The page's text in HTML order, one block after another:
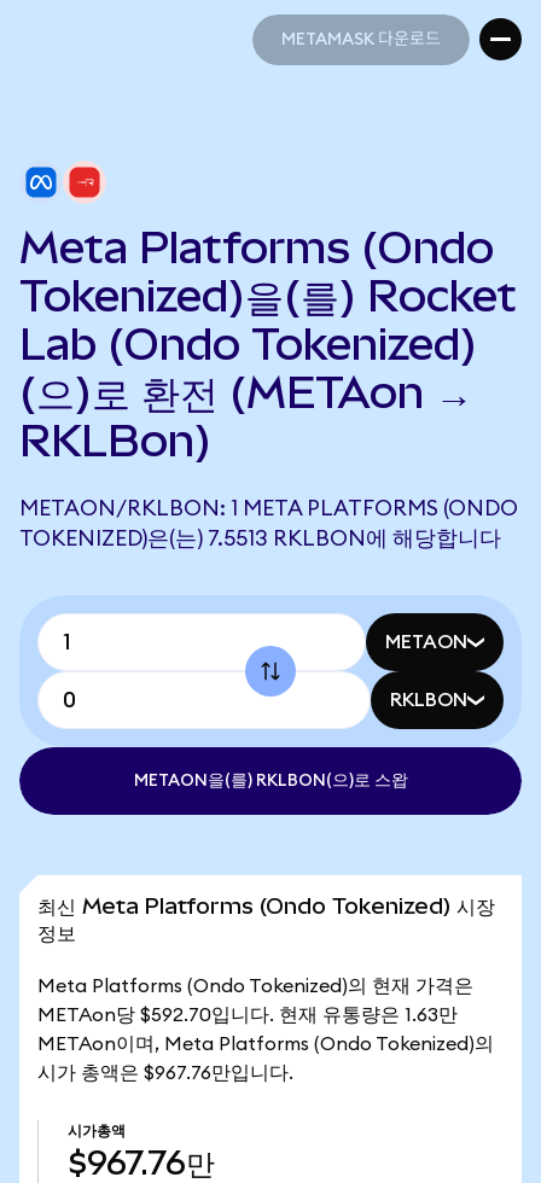
METAMASK 다운로드
Meta Platforms (Ondo
Tokenized)을(를) Rocket
Lab (Ondo Tokenized)
(으)로 환전 (METAon →
RKLBon)
METAON/RKLBON: 1 META PLATFORMS (ONDO
TOKENIZED)은(는) 7.5513 RKLBON에 해당합니다
METAON
RKLBON
METAON을(를) RKLBON(으)로 스왑
최신 Meta Platforms (Ondo Tokenized) 시장
정보
Meta Platforms (Ondo Tokenized)의 현재 가격은
METAon당 $592.70입니다. 현재 유통량은 1.63만
METAon이며, Meta Platforms (Ondo Tokenized)의
시가 총액은 $967.76만입니다.
시가총액
$967.76만